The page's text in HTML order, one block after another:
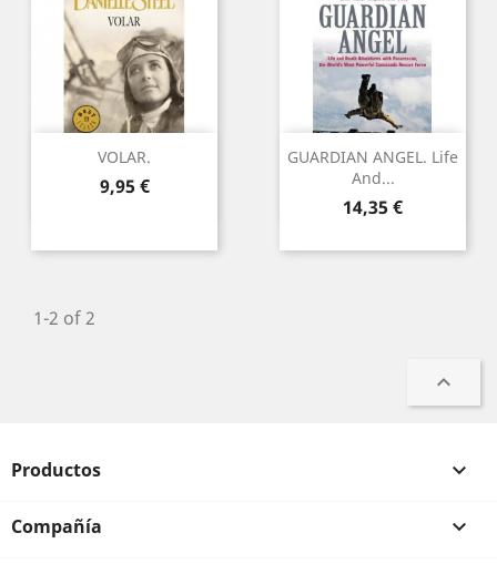
VOLAR.
Precio
9,95 €
GUARDIAN ANGEL. Life
And...
Precio
14,35 €
1-2 of 2

Productos 
Compañía 